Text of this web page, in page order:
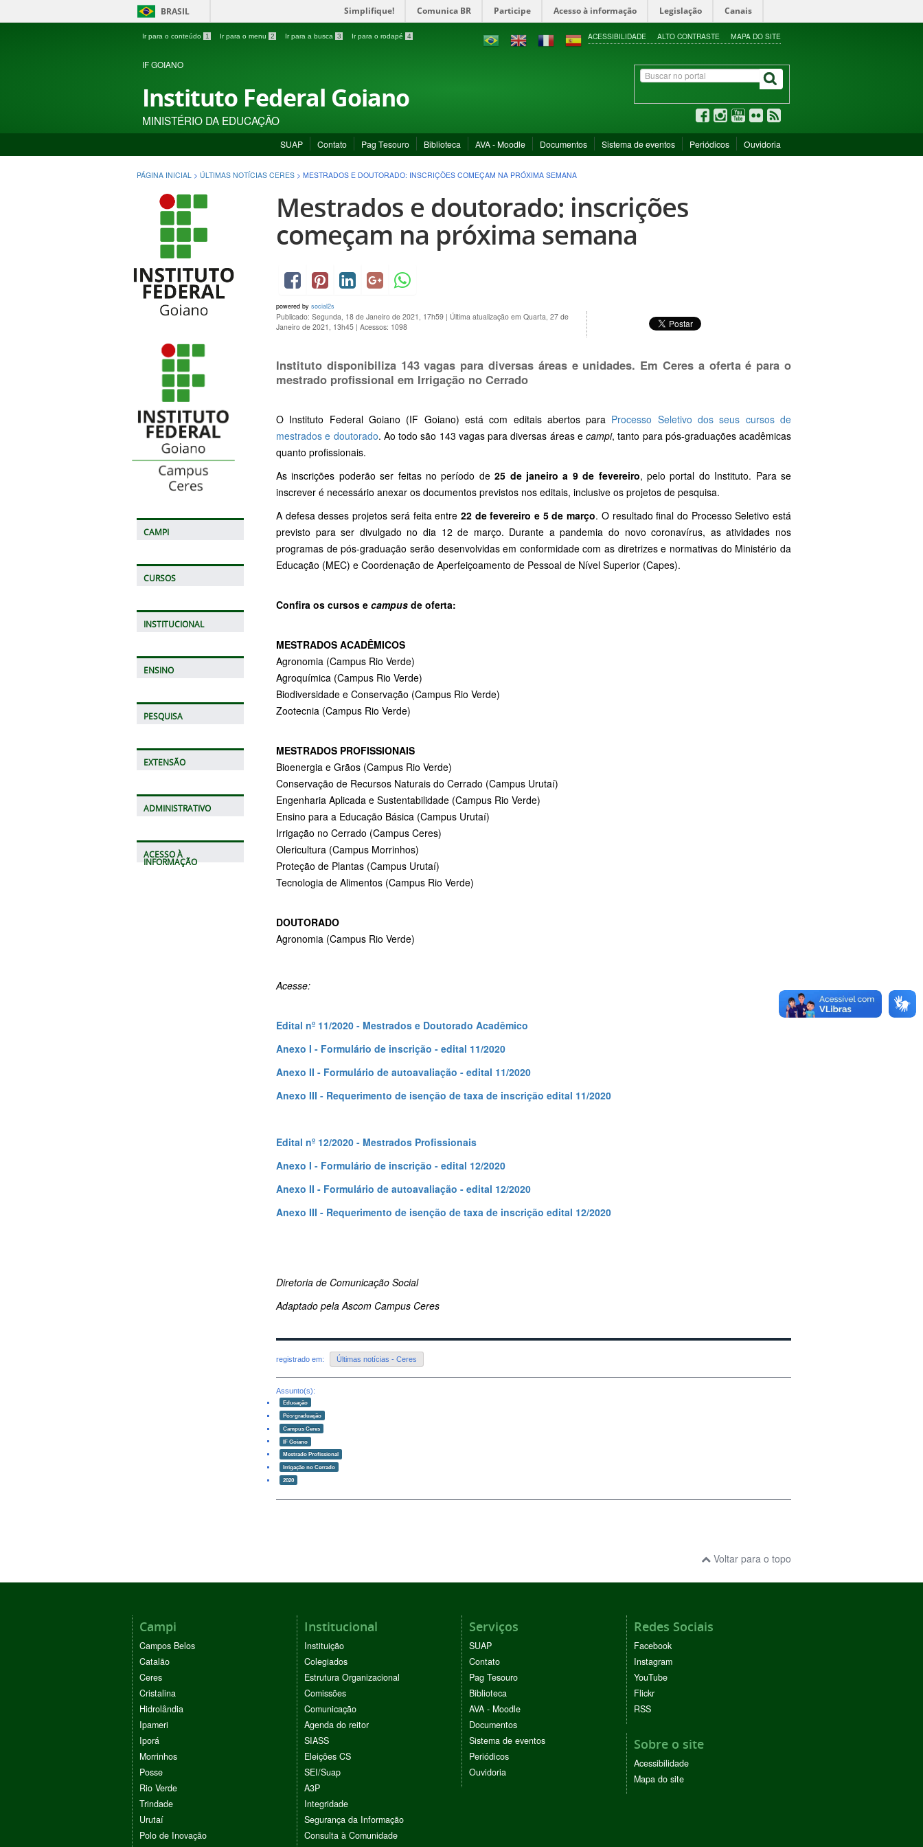
BRASIL Simplifique! Comunica BR Participe Acesso à informação Legislação Canais
Ir para o conteúdo 1 Ir para o menu 2 Ir para a busca 3 Ir para o rodapé 4 ACESSIBILIDADE ALTO CONTRASTE MAPA DO SITE
IF GOIANO
Instituto Federal Goiano
MINISTÉRIO DA EDUCAÇÃO
SUAP Contato Pag Tesouro Biblioteca AVA - Moodle Documentos Sistema de eventos Periódicos Ouvidoria
PÁGINA INICIAL > ÚLTIMAS NOTÍCIAS CERES > MESTRADOS E DOUTORADO: INSCRIÇÕES COMEÇAM NA PRÓXIMA SEMANA
CAMPI
CURSOS
INSTITUCIONAL
ENSINO
PESQUISA
EXTENSÃO
ADMINISTRATIVO
ACESSO À
INFORMAÇÃO
Mestrados e doutorado: inscrições
começam na próxima semana
powered by social2s
Publicado: Segunda, 18 de Janeiro de 2021, 17h59 | Última atualização em Quarta, 27 de
Janeiro de 2021, 13h45 | Acessos: 1098
Instituto disponibiliza 143 vagas para diversas áreas e unidades. Em Ceres a oferta é para o
mestrado profissional em Irrigação no Cerrado
O Instituto Federal Goiano (IF Goiano) está com editais abertos para Processo Seletivo dos seus cursos de
mestrados e doutorado. Ao todo são 143 vagas para diversas áreas e campi, tanto para pós-graduações acadêmicas
quanto profissionais.
As inscrições poderão ser feitas no período de25 de janeiro a 9 de fevereiro, pelo portal do Instituto. Para se
inscrever é necessário anexar os documentos previstos nos editais, inclusive os projetos de pesquisa.
A defesa desses projetos será feita entre 22 de fevereiro e 5 de março. O resultado final do Processo Seletivo está
previsto para ser divulgado no dia 12 de março. Durante a pandemia do novo coronavírus, as atividades nos
programas de pós-graduação serão desenvolvidas em conformidade com as diretrizes e normativas do Ministério da
Educação (MEC) e Coordenação de Aperfeiçoamento de Pessoal de Nível Superior (Capes).
Confira os cursos e campus de oferta:
MESTRADOS ACADÊMICOS
Agronomia (Campus Rio Verde)
Agroquímica (Campus Rio Verde)
Biodiversidade e Conservação (Campus Rio Verde)
Zootecnia (Campus Rio Verde)
MESTRADOS PROFISSIONAIS
Bioenergia e Grãos (Campus Rio Verde)
Conservação de Recursos Naturais do Cerrado (Campus Urutaí)
Engenharia Aplicada e Sustentabilidade (Campus Rio Verde)
Ensino para a Educação Básica (Campus Urutaí)
Irrigação no Cerrado (Campus Ceres)
Olericultura (Campus Morrinhos)
Proteção de Plantas (Campus Urutaí)
Tecnologia de Alimentos (Campus Rio Verde)
DOUTORADO
Agronomia (Campus Rio Verde)
Acesse:
Edital nº 11/2020 - Mestrados e Doutorado Acadêmico
Anexo I - Formulário de inscrição - edital 11/2020
Anexo II - Formulário de autoavaliação - edital 11/2020
Anexo III - Requerimento de isenção de taxa de inscrição edital 11/2020
Edital nº 12/2020 - Mestrados Profissionais
Anexo I - Formulário de inscrição - edital 12/2020
Anexo II - Formulário de autoavaliação - edital 12/2020
Anexo III - Requerimento de isenção de taxa de inscrição edital 12/2020
Diretoria de Comunicação Social
Adaptado pela Ascom Campus Ceres
registrado em: Últimas notícias - Ceres
Assunto(s):
Educação
Pós-graduação
Campus Ceres
IF Goiano
Mestrado Profissional
Irrigação no Cerrado
2020
Voltar para o topo
Campi
Campos Belos
Catalão
Ceres
Cristalina
Hidrolândia
Ipameri
Iporá
Morrinhos
Posse
Rio Verde
Trindade
Urutaí
Polo de Inovação
Institucional
Instituição
Colegiados
Estrutura Organizacional
Comissões
Comunicação
Agenda do reitor
SIASS
Eleições CS
SEI/Suap
A3P
Integridade
Segurança da Informação
Consulta à Comunidade
Serviços
SUAP
Contato
Pag Tesouro
Biblioteca
AVA - Moodle
Documentos
Sistema de eventos
Periódicos
Ouvidoria
Redes Sociais
Facebook
Instagram
YouTube
Flickr
RSS
Sobre o site
Acessibilidade
Mapa do site